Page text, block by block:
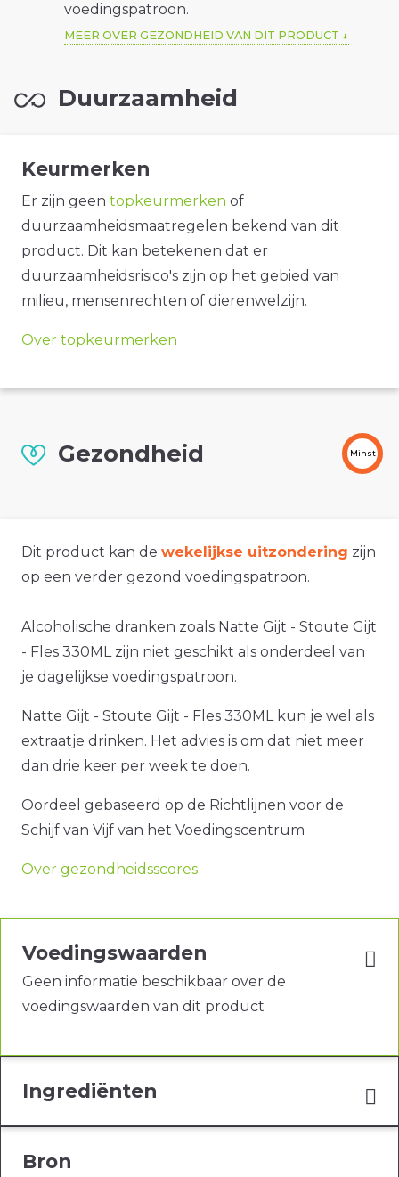
voedingspatroon.
MEER OVER GEZONDHEID VAN DIT PRODUCT
Duurzaamheid
Keurmerken
Er zijn geen topkeurmerken of
duurzaamheidsmaatregelen bekend van dit
product. Dit kan betekenen dat er
duurzaamheidsrisico's zijn op het gebied van
milieu, mensenrechten of dierenwelzijn.
Over topkeurmerken
Gezondheid Minst
Dit product kan de wekelijkse uitzondering zijn
op een verder gezond voedingspatroon.
Alcoholische dranken zoals Natte Gijt - Stoute Gijt
- Fles 330ML zijn niet geschikt als onderdeel van
je dagelijkse voedingspatroon.
Natte Gijt - Stoute Gijt - Fles 330ML kun je wel als
extraatje drinken. Het advies is om dat niet meer
dan drie keer per week te doen.
Oordeel gebaseerd op de Richtlijnen voor de
Schijf van Vijf van het Voedingscentrum
Over gezondheidsscores
Voedingswaarden
Geen informatie beschikbaar over de
voedingswaarden van dit product
Ingrediënten
Bron